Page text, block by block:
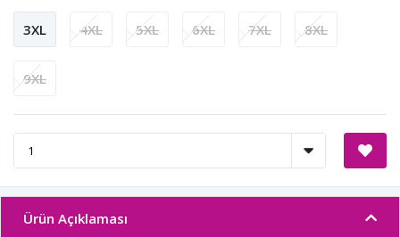
3XL 4XL 5XL 6XL 7XL 8XL
9XL
Ürün Açıklaması